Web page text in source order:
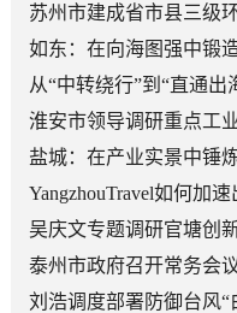
苏州市建成省市县三级
如东：在向海图强中锻
从“中转绕行”到“直通
口
淮安市领导调研重点工
盐城：在产业实景中锤
YangzhouTravel如何加速
吴庆文专题调研官塘创
泰州市政府召开常务会
刘浩调度部署防御台风“